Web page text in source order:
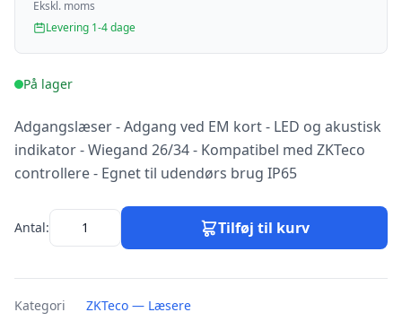
Ekskl. moms
Levering 1-4 dage
På lager
Adgangslæser - Adgang ved EM kort - LED og akustisk
indikator - Wiegand 26/34 - Kompatibel med ZKTeco
controllere - Egnet til udendørs brug IP65
Antal: Tilføj til kurv
Kategori
ZKTeco — Læsere